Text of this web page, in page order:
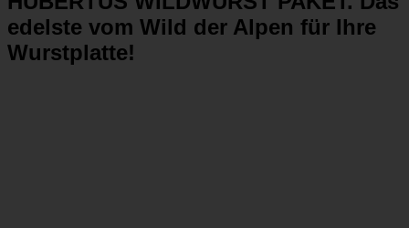
edelste vom Wild der Alpen für Ihre
Wurstplatte!